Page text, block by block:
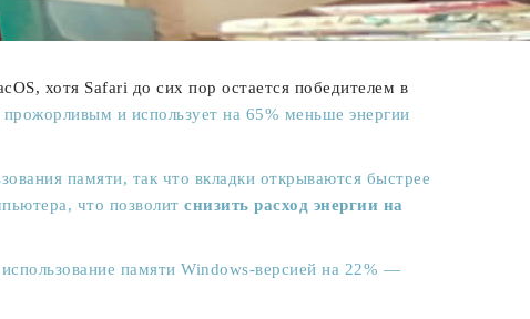
хотя Safari до сих пор остается победителем в
и использует на 65% меньше энергии
памяти, так что вкладки открываются быстрее
что позволит снизить расход энергии на
памяти Windows-версией на 22% —